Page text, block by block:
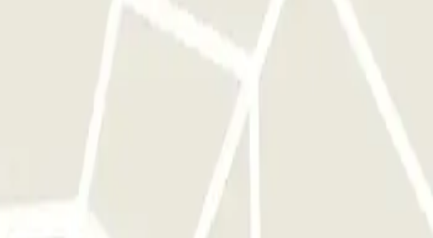
wordt gegeven na het voltooien van de reservering.
na het voltooien van de reservering
T1 verlaat deur 4 ----- T2 verlaat deur 7 ----- T4 verlaat deur 8 2.- Daar zal een van de
als u weet dat UW VLUCHT VERTRAAGD ZAL WORDEN, en dit mogelijk is, meld